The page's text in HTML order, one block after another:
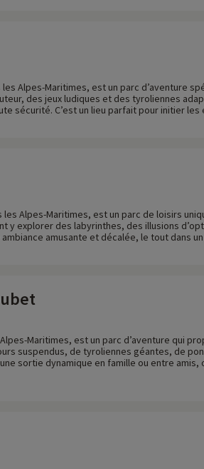
Alpes-Maritimes, est un parc d’aventure
des jeux ludiques et des tyroliennes
sécurité. C’est un lieu parfait pour initier
les Alpes-Maritimes, est un parc de loisirs
y explorer des labyrinthes, des illusions
amusante et décalée, le tout dans
Maritimes, est un parc d’aventure qui
suspendus, de tyroliennes géantes, de
sortie dynamique en famille ou entre